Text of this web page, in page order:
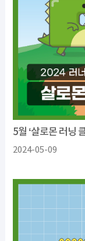
5월 ‘살로몬 러닝
2024-05-09